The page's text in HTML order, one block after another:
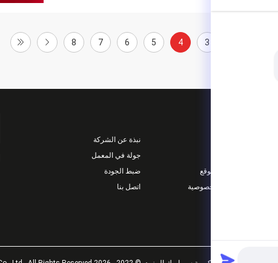
3
4
5
6
7
8
نبذة عن الشركة
جولة في المعمل
ضبط الجودة
اتصل بنا
خريطة الموقع
سياسة الخصوصية